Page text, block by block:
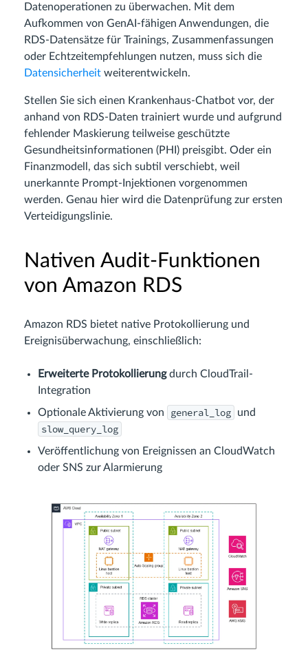
Datenoperationen zu überwachen. Mit dem
Aufkommen von GenAI-fähigen Anwendungen, die
RDS-Datensätze für Trainings, Zusammenfassungen
oder Echtzeitempfehlungen nutzen, muss sich die
Datensicherheit weiterentwickeln.
Stellen Sie sich einen Krankenhaus-Chatbot vor, der
anhand von RDS-Daten trainiert wurde und aufgrund
fehlender Maskierung teilweise geschützte
Gesundheitsinformationen (PHI) preisgibt. Oder ein
Finanzmodell, das sich subtil verschiebt, weil
unerkannte Prompt-Injektionen vorgenommen
werden. Genau hier wird die Datenprüfung zur ersten
Verteidigungslinie.
Nativen Audit-Funktionen
von Amazon RDS
Amazon RDS bietet native Protokollierung und
Ereignisüberwachung, einschließlich:
Erweiterte Protokollierungdurch CloudTrail-
Integration
Optionale Aktivierung von
general_log und
slow_query_log
Veröffentlichung von Ereignissen an CloudWatch
oder SNS zur Alarmierung